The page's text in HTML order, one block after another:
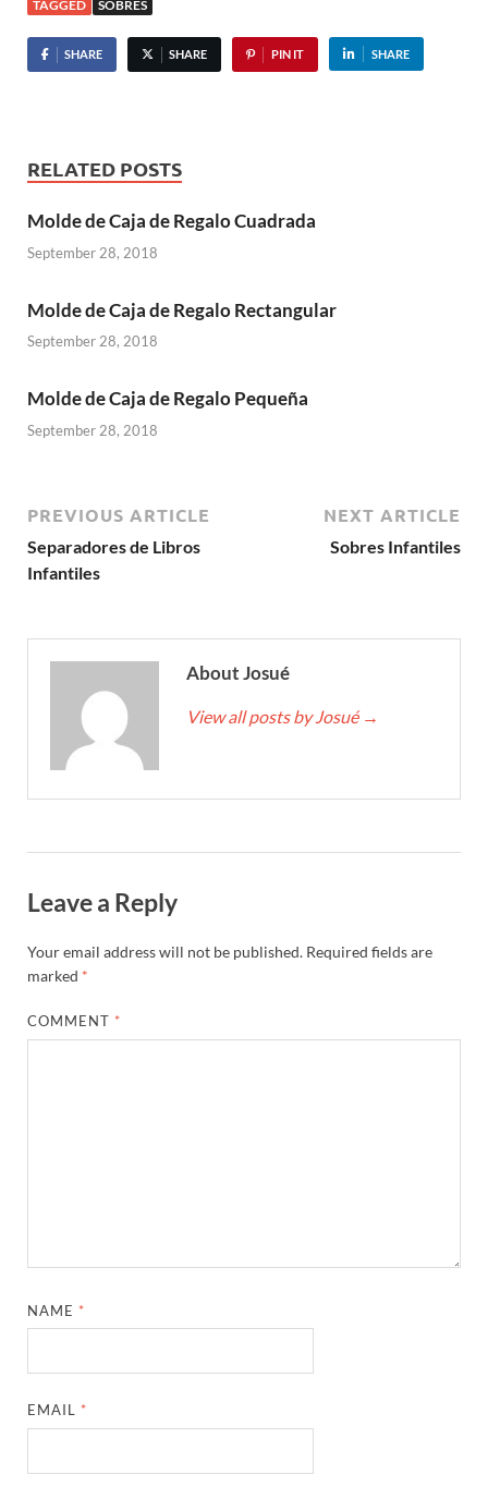
TAGGED SOBRES
SHARE SHARE PIN IT SHARE
RELATED POSTS
Molde de Caja de Regalo Cuadrada
September 28, 2018
Molde de Caja de Regalo Rectangular
September 28, 2018
Molde de Caja de Regalo Pequeña
September 28, 2018
PREVIOUS ARTICLE
Separadores de Libros
Infantiles
NEXT ARTICLE
Sobres Infantiles
About Josué
View all posts by Josué →
Leave a Reply
Your email address will not be published. Required fields are
marked *
COMMENT *
NAME *
EMAIL *